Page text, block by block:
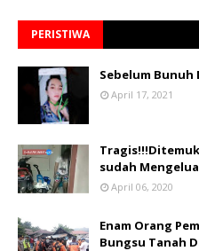
PERISTIWA
Sebelum Bunuh
April 17, 2021
sudah
April 06, 2020
Enam Orang
Bungsu Tanah